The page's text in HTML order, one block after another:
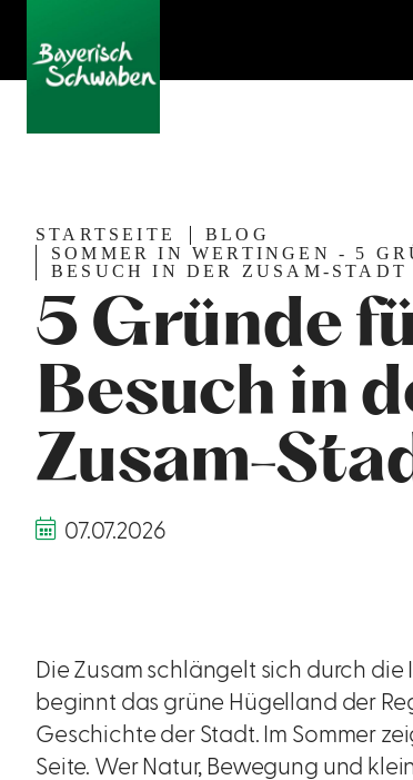
STARTSEITE
BLOG
SOMMER IN WERTINGEN - 5
BESUCH IN DER ZUSAM-STADT
5 Gründe
Besuch in
Zusam-
07.07.2026
Die Zusam schlängelt sich durch
beginnt das grüne Hügelland der
Geschichte der Stadt. Im Sommer
Seite. Wer Natur, Bewegung und